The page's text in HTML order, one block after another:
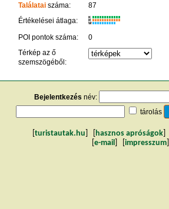
Találataiszáma:
87
Értékelései átlaga:
K
R
W
POI pontok száma:
0
Térkép az ő
szemszögéből:
Bejelentkezés név:
tárolás
turistautak.hu hasznos apróságok
e-mail impresszum]